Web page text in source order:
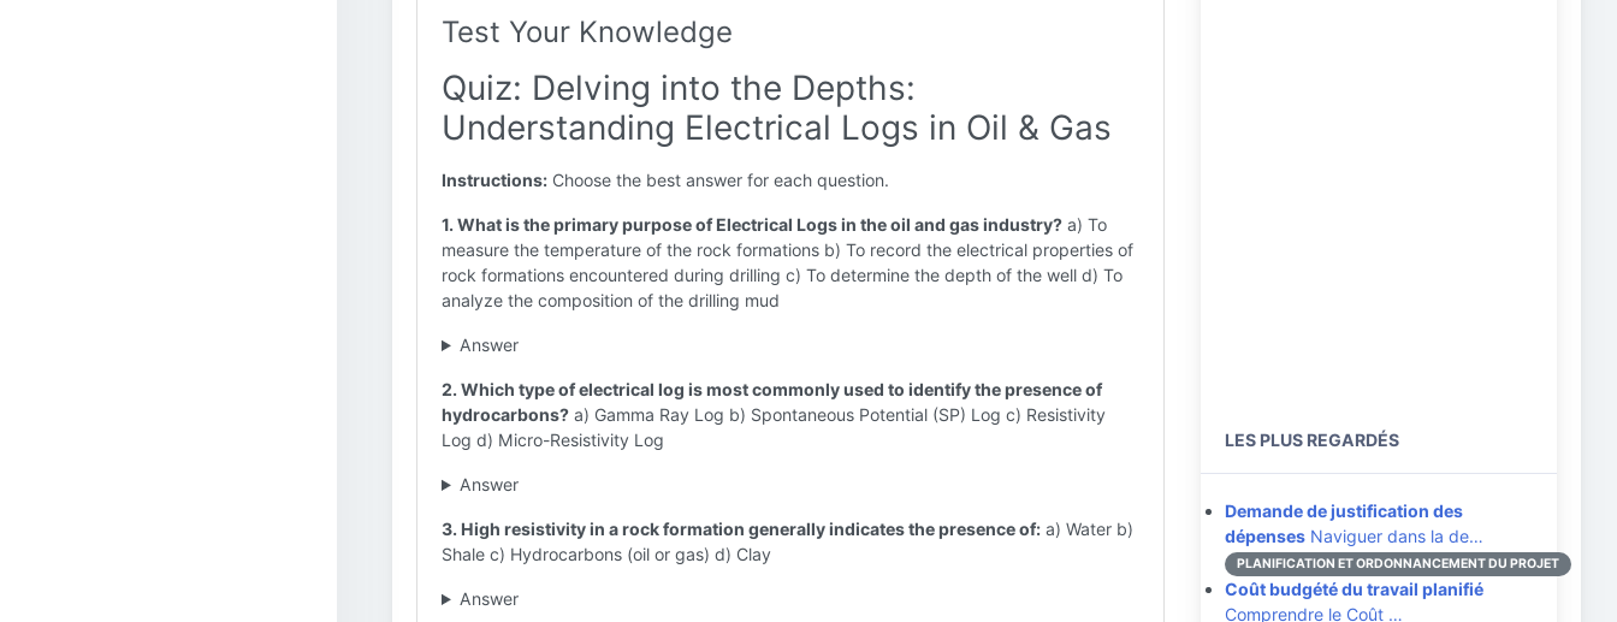
Test Your Knowledge
Quiz: Delving into the Depths:
Understanding Electrical Logs in Oil & Gas
Instructions: Choose the best answer for each question.
1. What is the primary purpose of Electrical Logs in the oil and gas industry? a) To
measure the temperature of the rock formations b) To record the electrical properties of
rock formations encountered during drilling c) To determine the depth of the well d) To
analyze the composition of the drilling mud
Answer
2. Which type of electrical log is most commonly used to identify the presence of
hydrocarbons? a) Gamma Ray Log b) Spontaneous Potential (SP) Log c) Resistivity
Log d) Micro-Resistivity Log
Answer
3. High resistivity in a rock formation generally indicates the presence of: a) Water b)
Shale c) Hydrocarbons (oil or gas) d) Clay
Answer
LES PLUS REGARDÉS
Demande de justification des
dépenses Naviguer dans la de…
PLANIFICATION ET ORDONNANCEMENT DU PROJET
Coût budgété du travail planifié
Comprendre le Coût …